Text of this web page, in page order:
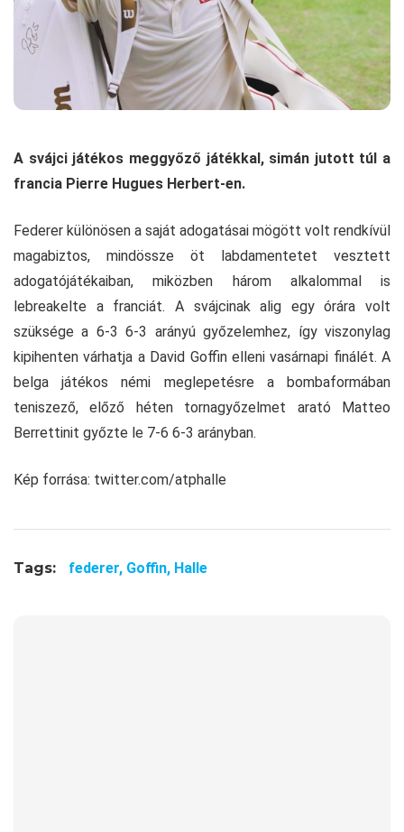
A svájci játékos meggyőző játékkal, simán jutott túl a
francia Pierre Hugues Herbert-en.
Federer különösen a saját adogatásai mögött volt rendkívül
magabiztos, mindössze öt labdamentetet vesztett
adogatójátékaiban, miközben három alkalommal is
lebreakelte a franciát. A svájcinak alig egy órára volt
szüksége a 6-3 6-3 arányú győzelemhez, így viszonylag
kipihenten várhatja a David Goffin elleni vasárnapi finálét. A
belga játékos némi meglepetésre a bombaformában
teniszező, előző héten tornagyőzelmet arató Matteo
Berrettinit győzte le 7-6 6-3 arányban.
Kép forrása: twitter.com/atphalle
Tags: federer, Goffin, Halle